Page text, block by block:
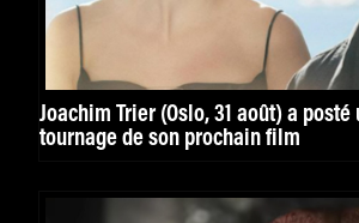
Joachim Trier (Oslo, 31 août) a posté
tournage de son prochain film